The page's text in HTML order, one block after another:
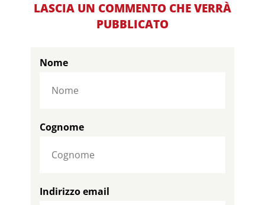
LASCIA UN COMMENTO CHE VERRÀ
PUBBLICATO
Nome
Cognome
Indirizzo email